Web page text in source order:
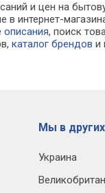
и цен на
в интернет-
описания, поиск
каталог брендов и
Мы в
Украина